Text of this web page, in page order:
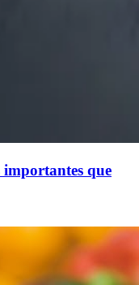
importantes que